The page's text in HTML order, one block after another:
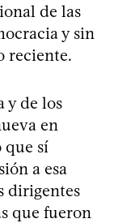
de las
y sin
reciente.
y de los
en
que sí
a esa
dirigentes
que fueron